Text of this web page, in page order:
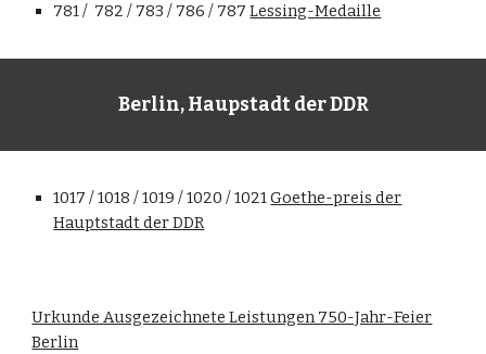
781 / 782 / 783 / 786 / 787Lessing-Medaille
Berlin, Haupstadt der DDR
1017 / 1018 / 1019 / 1020 / 1021Goethe-preis der
Hauptstadt der DDR
Urkunde Ausgezeichnete Leistungen 750-Jahr-Feier
Berlin